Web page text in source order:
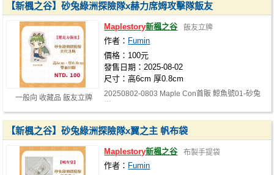
一般向 收藏品 飯友立牌
【新楓之谷】砂兔綠洲探險隊x赫力席姆攻擊隊飯友
Maplestory新楓之谷 飯友立牌
作者： Fumin
價格：100元
發售日期：2025-08-02
尺寸：高6cm 厚0.8cm
20250802-0803 Maple Con首販 鯨魚號01-砂兔
【新楓之谷】砂兔綠洲探險隊x翼之主 帆布袋
Maplestory新楓之谷 布製手提袋
作者： Fumin